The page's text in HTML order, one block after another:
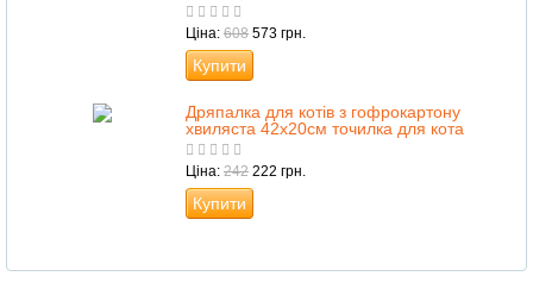
Ціна: 608 573 грн.
Купити
Дряпалка для котів з гофрокартону
хвиляста 42х20см точилка для кота
Ціна: 242 222 грн.
Купити